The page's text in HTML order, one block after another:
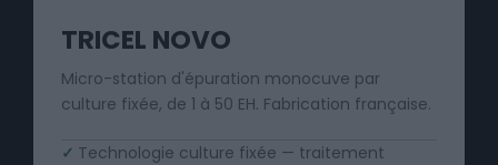
TRICEL NOVO
Micro-station d'épuration monocuve par
culture fixée, de 1 à 50 EH. Fabrication française.
✓ Technologie culture fixée — traitement